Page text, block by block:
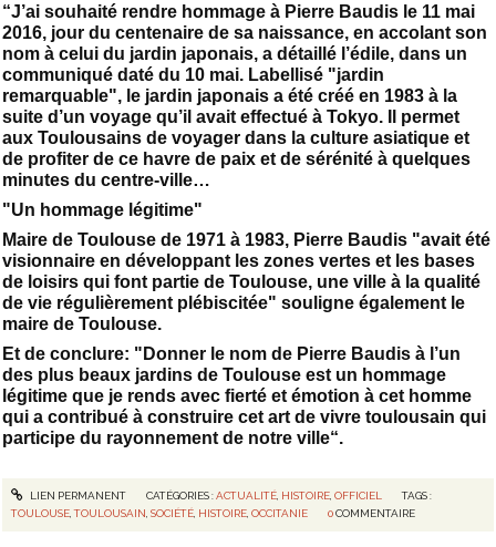
“J’ai souhaité rendre hommage à Pierre Baudis le 11 mai
2016, jour du centenaire de sa naissance, en accolant son
nom à celui du jardin japonais, a détaillé l’édile, dans un
communiqué daté du 10 mai. Labellisé "jardin
remarquable", le jardin japonais a été créé en 1983 à la
suite d’un voyage qu’il avait effectué à Tokyo. Il permet
aux Toulousains de voyager dans la culture asiatique et
de profiter de ce havre de paix et de sérénité à quelques
minutes du centre-ville…
"Un hommage légitime"
Maire de Toulouse de 1971 à 1983, Pierre Baudis "avait été
visionnaire en développant les zones vertes et les bases
de loisirs qui font partie de Toulouse, une ville à la qualité
de vie régulièrement plébiscitée" souligne également le
maire de Toulouse.
Et de conclure: "Donner le nom de Pierre Baudis à l’un
des plus beaux jardins de Toulouse est un hommage
légitime que je rends avec fierté et émotion à cet homme
qui a contribué à construire cet art de vivre toulousain qui
participe du rayonnement de notre ville“.
LIEN PERMANENT CATÉGORIES :ACTUALITÉ, HISTOIRE, OFFICIEL
TAGS :
TOULOUSE ,TOULOUSAIN ,SOCIÉTÉ HISTOIRE ,OCCITANIE 0 COMMENTAIRE